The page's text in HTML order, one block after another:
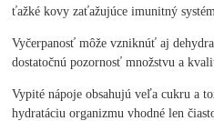
ťažké kovy zaťažujúce imunitný systém.
Vyčerpanosť môže vzniknúť aj
dostatočnú pozornosť množstvu a
Vypité nápoje obsahujú veľa cukru a
hydratáciu organizmu vhodné len